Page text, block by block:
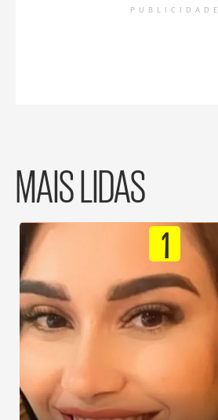
PUBLICIDADE
MAIS LIDAS
1